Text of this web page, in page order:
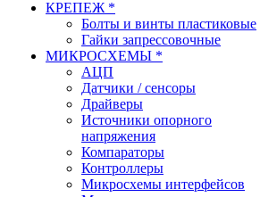
КРЕПЕЖ *
Болты и винты пластиковые
Гайки запрессовочные
МИКРОСХЕМЫ *
АЦП
Датчики / сенсоры
Драйверы
Источники опорного
напряжения
Компараторы
Контроллеры
Микросхемы интерфейсов